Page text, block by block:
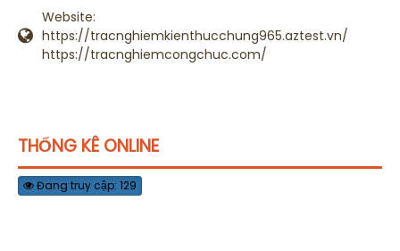
Website:
https://tracnghiemkienthucchung965.aztest.vn/
https://tracnghiemcongchuc.com/
THỐNG KÊ ONLINE
Đang truy cập: 129